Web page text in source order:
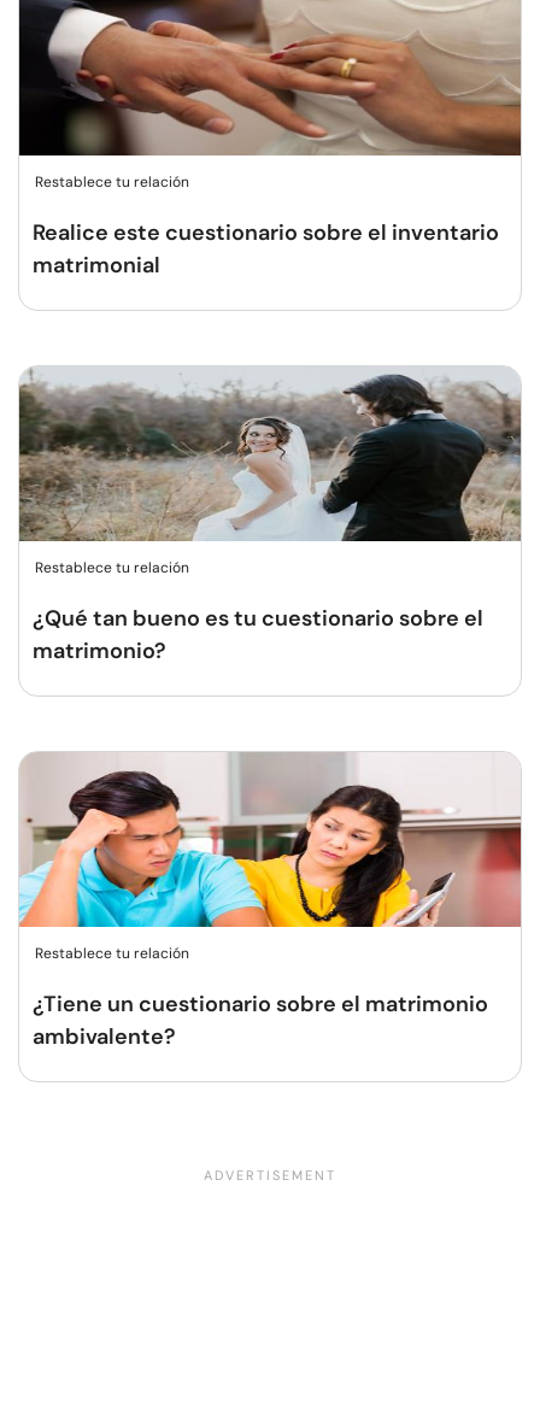
Restablece tu relación
Realice este cuestionario sobre el inventario
matrimonial
Restablece tu relación
¿Qué tan bueno es tu cuestionario sobre el
matrimonio?
Restablece tu relación
¿Tiene un cuestionario sobre el matrimonio
ambivalente?